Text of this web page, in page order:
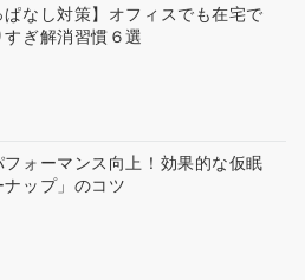
ぱなし対策】オフィスでも在宅で
すぎ解消習慣６選
フォーマンス向上！効果的な仮眠
ナップ」のコツ